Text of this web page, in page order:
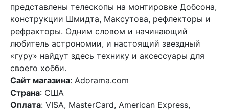
представлены телескопы на монтировке Добсона,
конструкции Шмидта, Максутова, рефлекторы и
рефракторы. Одним словом и начинающий
любитель астрономии, и настоящий звездный
«гуру» найдут здесь технику и аксессуары для
своего хобби.
Сайт магазина: Adorama.com
Страна: США
Оплата: VISA, MasterCard, American Express,